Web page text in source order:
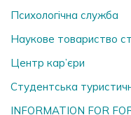
Психологічна служба
Наукове товариство
Центр кар’єри
Студентська
INFORMATION FOR